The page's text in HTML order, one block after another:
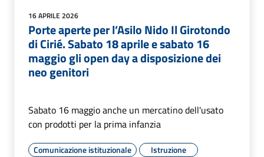
16 APRILE 2026
Porte aperte per l’Asilo Nido Il Girotondo
di Cirié. Sabato 18 aprile e sabato 16
maggio gli open day a disposizione dei
neo genitori
Sabato 16 maggio anche un mercatino dell'usato
con prodotti per la prima infanzia
Comunicazione istituzionale Istruzione